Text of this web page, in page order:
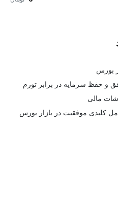
بورس
و حفظ سرمایه در برابر تورم
مالی
کلیدی موفقیت در بازار بورس